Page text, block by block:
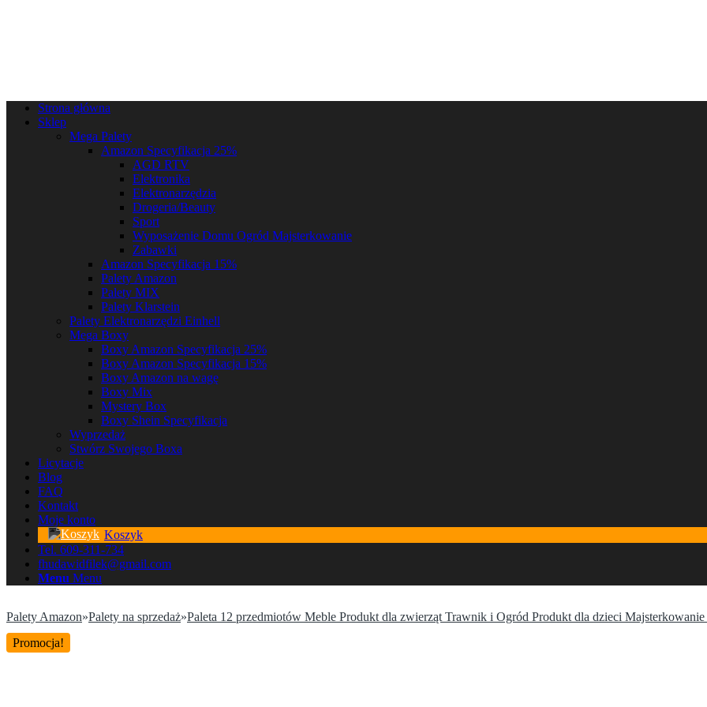
Strona główna
Sklep
Mega Palety
Amazon Specyfikacja 25%
AGD RTV
Elektronika
Elektronarzędzia
Drogeria/Beauty
Sport
Wyposażenie Domu Ogród Majsterkowanie
Zabawki
Amazon Specyfikacja 15%
Palety Amazon
Palety MIX
Palety Klarstein
Palety Elektronarzędzi Einhell
Mega Boxy
Boxy Amazon Specyfikacja 25%
Boxy Amazon Specyfikacja 15%
Boxy Amazon na wagę
Boxy Mix
Mystery Box
Boxy Shein Specyfikacja
Wyprzedaż
Stwórz Swojego Boxa
Licytacje
Blog
FAQ
Kontakt
Moje konto
Koszyk
Tel. 609-311-734
fhudawidfilek@gmail.com
Menu Menu
Palety Amazon»Palety na sprzedaż»Paleta 12 przedmiotów Meble Produkt dla zwierząt Trawnik i Ogród Produkt dla dzieci
Promocja!